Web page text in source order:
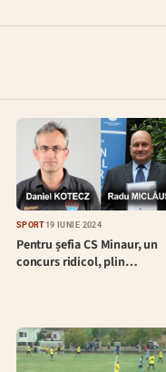
SPORT19 IUNIE 2024
Pentru șefia CS Minaur, un
concurs ridicol, plin…